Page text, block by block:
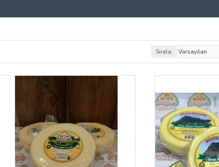
Sırala: